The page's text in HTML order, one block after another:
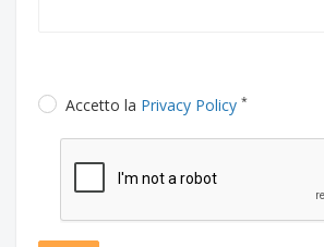
Accetto la Privacy Policy *